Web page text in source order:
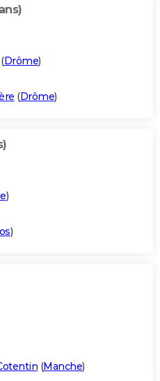
(Drôme)
(Drôme)
)
)
(Manche)